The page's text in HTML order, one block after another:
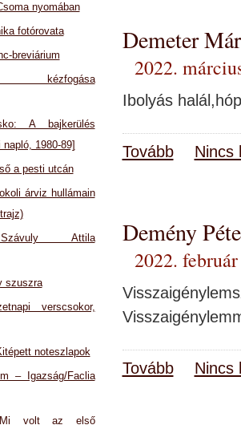
Demeter
2022.
Ibolyás
Tovább Nincs
Demény
2022.
Tovább Nincs
nyomában
fotórovata
breviárium
kézfogása
A bajkerülés
1980-89]
a pesti utcán
árviz hullámain
Attila
szuszra
verscsokor,
noteszlapok
– Igazság/Faclia
Mi volt az első